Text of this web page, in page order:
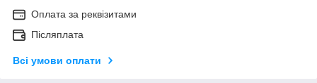
Оплата за реквізитами
Післяплата
Всі умови оплати